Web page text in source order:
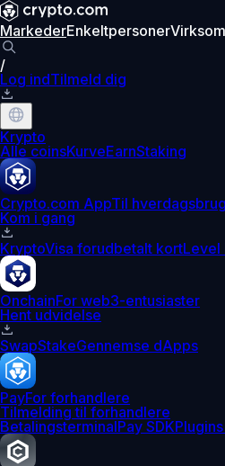
MarkederEnkeltpersoner
/
Log indTilmeld dig
Krypto
Alle coinsKurveEarnStaking
Crypto.com AppTil
Kom i gang
KryptoVisa forudbetalt kortLevel
OnchainFor web3-entusiaster
Hent udvidelse
SwapStakeGennemse dApps
PayFor forhandlere
Tilmelding til forhandlere
BetalingsterminalPay SDK